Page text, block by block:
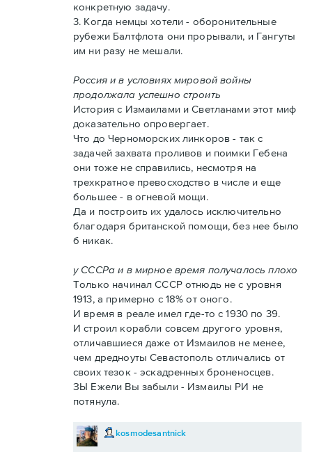
конкретную задачу.
3. Когда немцы хотели - оборонительные
рубежи Балтфлота они прорывали, и Гангуты
им ни разу не мешали.
Россия и в условиях мировой войны
продолжала успешно строить
История с Измаилами и Светланами этот миф
доказательно опровергает.
Что до Черноморских линкоров - так с
задачей захвата проливов и поимки Гебена
они тоже не справились, несмотря на
трехкратное превосходство в числе и еще
большее - в огневой мощи.
Да и построить их удалось исключительно
благодаря британской помощи, без нее было
б никак.
у СССРа и в мирное время получалось плохо
Только начинал СССР отнюдь не с уровня
1913, а примерно с 18% от оного.
И время в реале имел где-то с 1930 по 39.
И строил корабли совсем другого уровня,
отличавшиеся даже от Измаилов не менее,
чем дредноуты Севастополь отличались от
своих тезок - эскадренных броненосцев.
ЗЫ Ежели Вы забыли - Измаилы РИ не
потянула.
kosmodesantnick